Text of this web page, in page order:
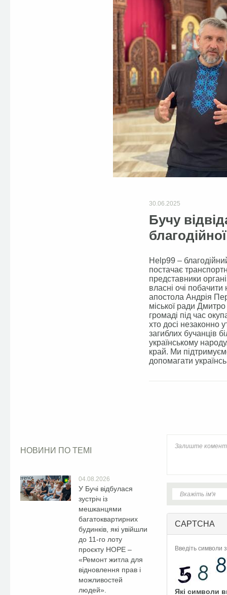
30.06.2025
Бучу
Help99 –
постачає
представники
власні очі побачити
апостола Андрія
міської ради
громаді під час
хто досі незаконно
загиблих бучанців
українському
край. Ми
допомагати
НОВИНИ ПО ТЕМІ
04.08.2026
У Бучі відбулася
зустріч із
мешканцями
багатоквартирних
будинків, які увійшли
до 11-го лоту
проєкту HOPE –
«Ремонт житла для
відновлення прав і
можливостей
людей».
CAPTCHA
Введіть символи
Які символи